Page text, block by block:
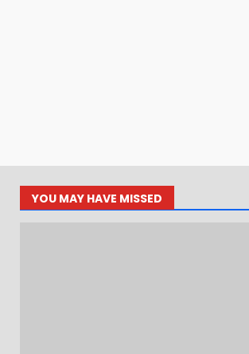
YOU MAY HAVE MISSED